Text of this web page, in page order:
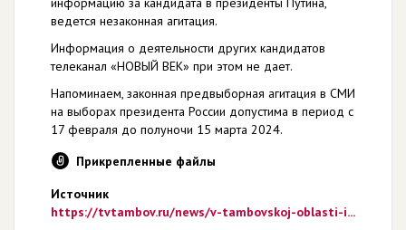
ведется незаконная агитация.
Информация о деятельности других кандидатов
телеканал «НОВЫЙ ВЕК» при этом не дает.
Напоминаем, законная предвыборная агитация в СМИ
на выборах президента России допустима в период с
17 февраля до полуночи 15 марта 2024.
Прикрепленные файлы
Источник
https://tvtambov.ru/news/v-tambovskoj-oblasti-i...